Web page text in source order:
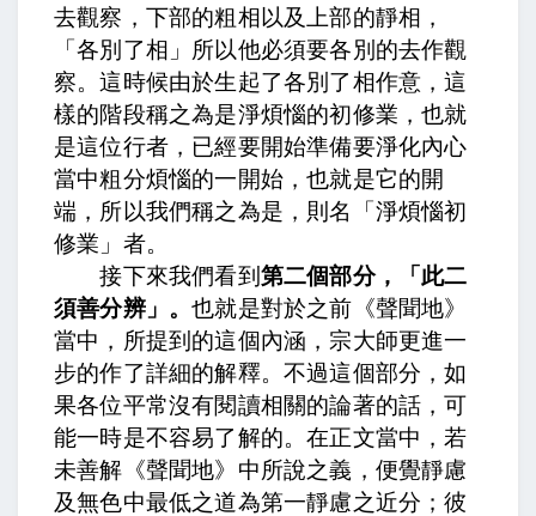
去觀察，下部的粗相以及上部的靜相，
「各別了相」所以他必須要各別的去作觀
察。這時候由於生起了各別了相作意，這
樣的階段稱之為是淨煩惱的初修業，也就
是這位行者，已經要開始準備要淨化內心
當中粗分煩惱的一開始，也就是它的開
端，所以我們稱之為是，則名「淨煩惱初
修業」者。
接下來我們看到 第二個部分，「此二
須善分辨」。也就是對於之前《聲聞地》
當中，所提到的這個內涵，宗大師更進一
步的作了詳細的解釋。不過這個部分，如
果各位平常沒有閱讀相關的論著的話，可
能一時是不容易了解的。在正文當中， 若
未善解《聲聞地》中所說之義，便覺靜慮
及無色中最低之道為第一靜慮之近分；彼